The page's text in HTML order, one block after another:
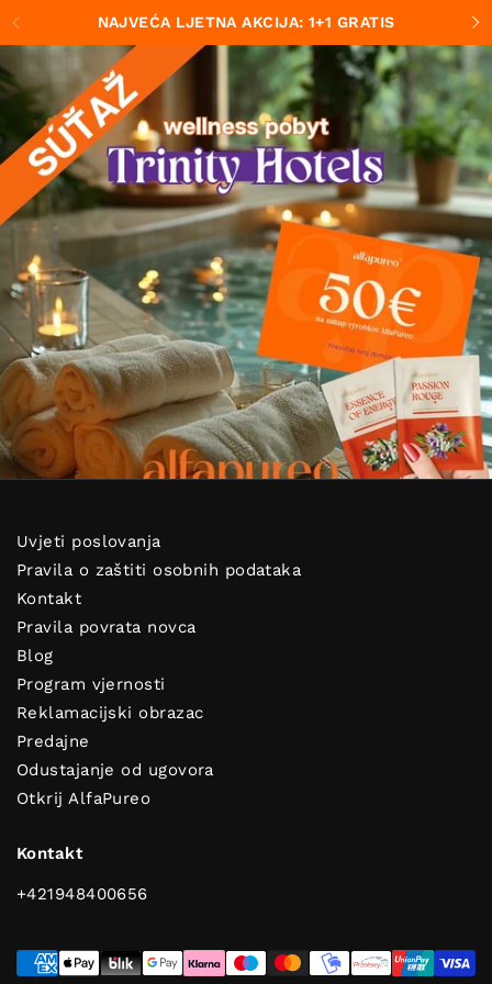
Preskoči na sadržaj
Prethodno
NAJVEĆA LJETNA AKCIJA: 1+1 GRATIS
Dobijte savjete za čist i svjež
POŠALJI
Pretplati se i dobit ćeš korisne savjete za čist i mirisan dom!
Uvjeti poslovanja
Pravila o zaštiti osobnih podataka
Kontakt
Pravila povrata novca
Blog
Program vjernosti
Reklamacijski obrazac
Predajne
Odustajanje od ugovora
Otkrij AlfaPureo
Kontakt
+421948400656